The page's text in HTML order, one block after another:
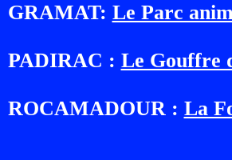
GRAMAT: Le Parc
PADIRAC : Le Gouffre
ROCAMADOUR : La